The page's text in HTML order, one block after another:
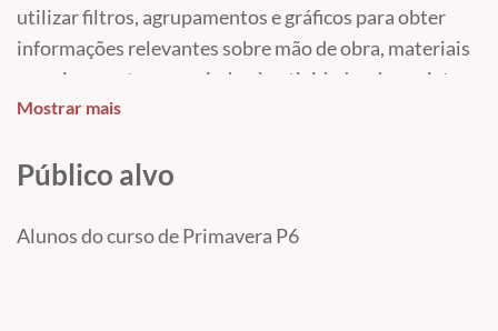
utilizar filtros, agrupamentos e gráficos para obter
informações relevantes sobre mão de obra, materiais
e equipamentos associados às atividades do projeto.
Recursos associados são listagens de recursos e
É importante entender como filtrar recursos,
Mostrar mais
Público alvo
Alunos do curso de Primavera P6